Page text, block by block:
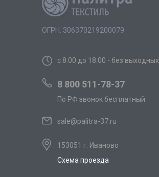
ОГРН: 306370219200079
с 8:00 до 18:00 - без выходных
8 800 511-78-37
По РФ звонок бесплатный
sale@palitra-37.ru
153051 г. Иваново
Схема проезда